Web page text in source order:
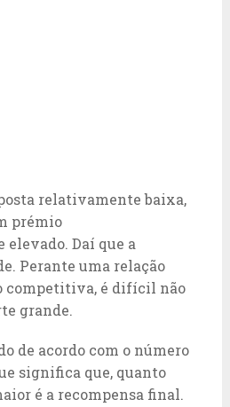
relativamente baixa,
prémio
Daí que a
Perante uma relação
competitiva, é difícil não
grande.
de acordo com o número
significa que, quanto
é a recompensa final.